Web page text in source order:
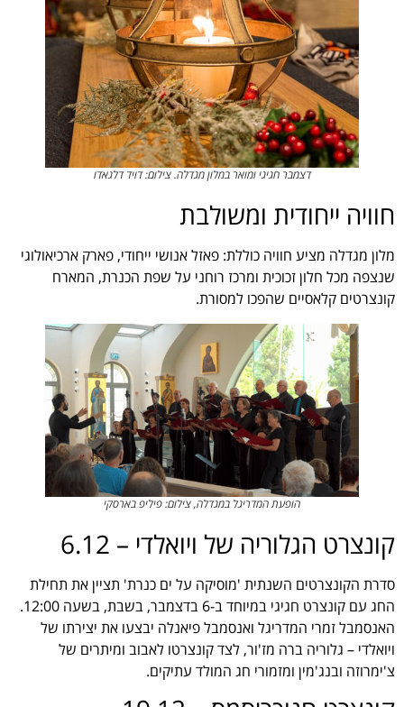
דצמבר חגיגי ומואר במלון מגדלה. צילום: דויד דלגאדו
חוויה ייחודית ומשולבת
מלון מגדלה מציע חוויה כוללת: פאזל אנושי ייחודי, פארק ארכיאולוגי
שנצפה מכל חלון זכוכית ומרכז רוחני על שפת הכנרת, המארח
קונצרטים קלאסיים שהפכו למסורת.
הופעת המדריגל במגדלה, צילום: פיליפ בארסקי
קונצרט הגלוריה של ויואלדי – 6.12
סדרת הקונצרטים השנתית 'מוסיקה על ים כנרת' תציין את תחילת
החג עם קונצרט חגיגי במיוחד ב-6 בדצמבר, בשבת, בשעה 12:00.
האנסמבל זמרי המדריגל ואנסמבל פיאנלה יבצעו את יצירתו של
ויואלדי – גלוריה ברה מז'ור, לצד קונצרטו לאבוב ומיתרים של
צ'ימרוזה ובנג'מין ומזמורי חג המולד עתיקים.